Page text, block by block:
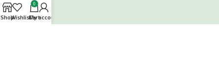
ShopWishlist
0
Cart
My account